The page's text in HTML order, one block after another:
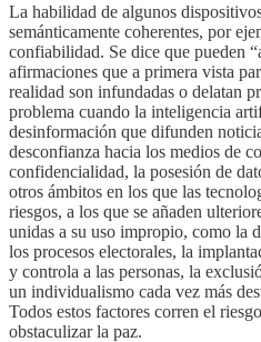
La habilidad de algunos
semánticamente coherentes, por
confiabilidad. Se dice que pueden
afirmaciones que a primera vista
realidad son infundadas o delatan
problema cuando la inteligencia
desinformación que difunden
desconfianza hacia los medios de
confidencialidad, la posesión de
otros ámbitos en los que las
riesgos, a los que se añaden
unidas a su uso impropio, como la
los procesos electorales, la
y controla a las personas, la
un individualismo cada vez más
Todos estos factores corren el
obstaculizar la paz.